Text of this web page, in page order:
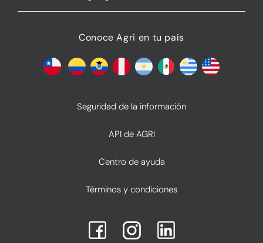
Conoce Agri en tu país
Seguridad de la información
API de AGRI
Centro de ayuda
Términos y condiciones